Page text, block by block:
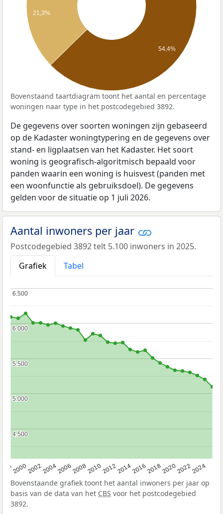
21,3%
54,4%
Bovenstaand taartdiagram toont het aantal en percentage
woningen naar type in het postcodegebied 3892.
De gegevens over soorten woningen zijn gebaseerd
op de Kadaster woningtypering en de gegevens over
stand- en ligplaatsen van het Kadaster. Het soort
woning is geografisch-algoritmisch bepaald voor
panden waarin een woning is huisvest (panden met
een woonfunctie als gebruiksdoel). De gegevens
gelden voor de situatie op 1 juli 2026.
Aantal inwoners per jaar
Postcodegebied 3892 telt 5.100 inwoners in 2025.
Grafiek
Tabel
2000200220042006200820102012201420162018202020222024
4.500
4.500
5.000
5.000
5.500
5.500
6.000
6.000
6.500
6.500
Bovenstaande grafiek toont het aantal inwoners per jaar op
basis van de data van het CBS voor het postcodegebied
3892.